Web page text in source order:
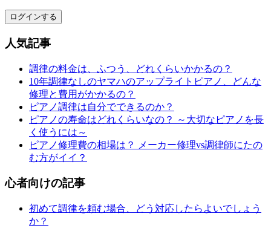
ログインする
人気記事
調律の料金は、ふつう、どれくらいかかるの？
10年調律なしのヤマハのアップライトピアノ、どんな
修理と費用がかかるの？
ピアノ調律は自分でできるのか？
ピアノの寿命はどれくらいなの？ ～大切なピアノを長
く使うには～
ピアノ修理費の相場は？ メーカー修理vs調律師にたの
む方がイイ？
心者向けの記事
初めて調律を頼む場合、どう対応したらよいでしょう
か？